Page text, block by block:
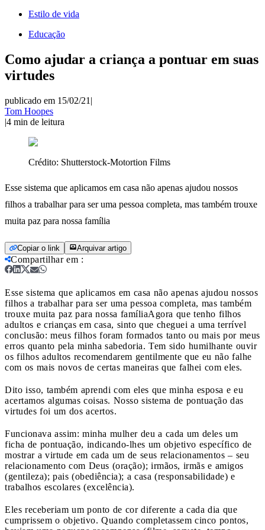
Estilo de vida
Educação
Como ajudar a criança a pontuar em suas
virtudes
publicado em 15/02/21 |
Tom Hoopes
|4 min de leitura
Crédito: Shutterstock-Motortion Films
Esse sistema que aplicamos em casa não apenas ajudou nossos
filhos a trabalhar para ser uma pessoa completa, mas também trouxe
muita paz para nossa família
Copiar o link Arquivar artigo
Compartilhar em :
Esse sistema que aplicamos em casa não apenas ajudou nossos
filhos a trabalhar para ser uma pessoa completa, mas também
trouxe muita paz para nossa famíliaAgora que tenho filhos
adultos e crianças em casa, sinto que cheguei a uma terrível
conclusão: meus filhos foram formados tanto ou mais por meus
erros quanto pela minha sabedoria. Tem sido humilhante ouvir
os filhos adultos recomendarem gentilmente que eu não falhe
com os mais novos de certas maneiras que falhei com eles.
Dito isso, também aprendi com eles que minha esposa e eu
acertamos algumas coisas. Nosso sistema de pontuação das
virtudes foi um dos acertos.
Funcionava assim: minha mulher deu a cada um deles um
ficha de pontuação, indicando-lhes um objetivo específico de
mostrar a virtude em cada um de seus relacionamentos – seu
relacionamento com Deus (oração); irmãos, irmãs e amigos
(gentileza); pais (obediência); a casa (responsabilidade) e
trabalhos escolares (excelência).
Eles receberiam um ponto de cor diferente a cada dia que
cumprissem o objetivo. Quando completassem cinco pontos,